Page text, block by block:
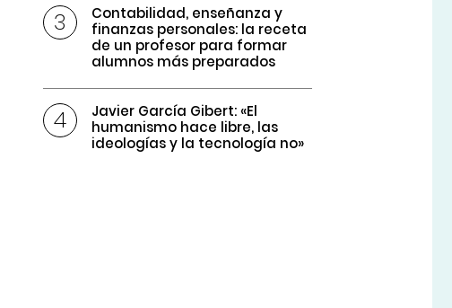
Contabilidad, enseñanza y
finanzas personales: la receta
de un profesor para formar
alumnos más preparados
Javier García Gibert: «El
humanismo hace libre, las
ideologías y la tecnología no»